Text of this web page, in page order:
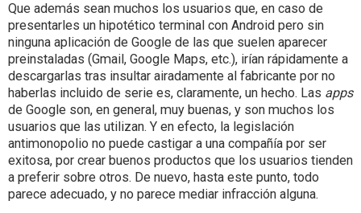
Que además sean muchos los usuarios que, en caso de
presentarles un hipotético terminal con Android pero sin
ninguna aplicación de Google de las que suelen aparecer
preinstaladas (Gmail, Google Maps, etc.), irían rápidamente a
descargarlas tras insultar airadamente al fabricante por no
haberlas incluido de serie es, claramente, un hecho. Las apps
de Google son, en general, muy buenas, y son muchos los
usuarios que las utilizan. Y en efecto, la legislación
antimonopolio no puede castigar a una compañía por ser
exitosa, por crear buenos productos que los usuarios tienden
a preferir sobre otros. De nuevo, hasta este punto, todo
parece adecuado, y no parece mediar infracción alguna.